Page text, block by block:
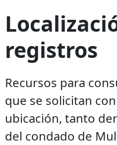
registros
Recursos para
que se solicitan
ubicación, tanto
del condado de